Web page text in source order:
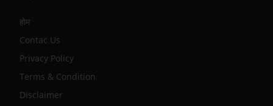
होम
Contac Us
Privacy Policy
Terms & Condition
Disclaimer